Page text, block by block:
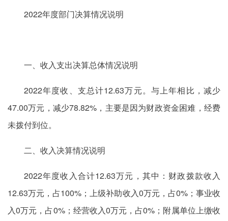
2022年度部门决算情况说明
一、收入支出决算总体情况说明
2022年度收、支总计12.63万元。与上年相比，减少
47.00万元，减少78.82%，主要是因为财政资金困难，经费
未拨付到位。
二、收入决算情况说明
2022年度收入合计12.63万元，其中：财政拨款收入
12.63万元，占100%；上级补助收入0万元，占0%；事业收
入0万元，占0%；经营收入0万元，占0%；附属单位上缴收